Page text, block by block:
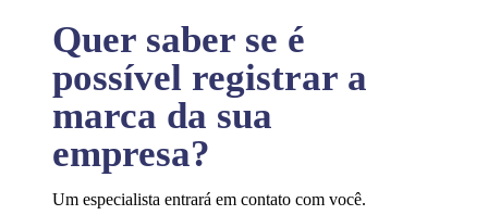
Quer saber se é
possível registrar a
marca da sua
empresa?
Um especialista entrará em contato com você.